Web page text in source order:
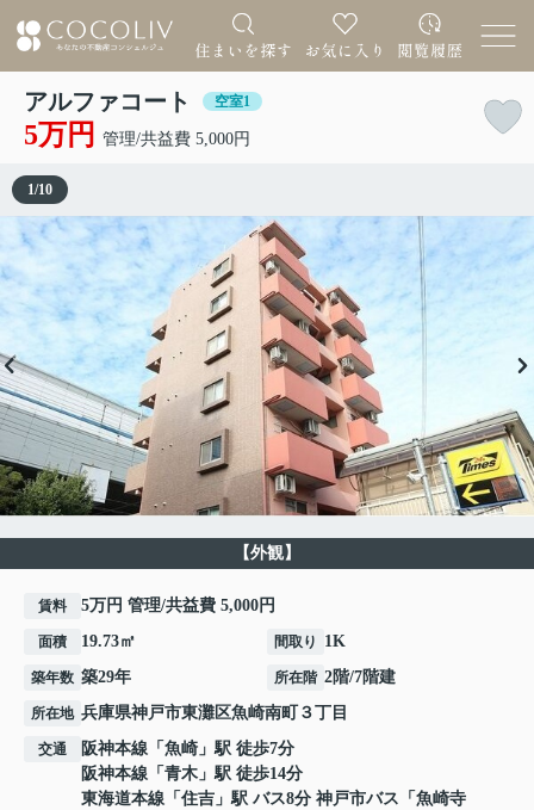
アルファコート 空室1
5万円 管理/共益費 5,000円
【外観】
1/10
賃料 5万円 管理/共益費 5,000円
面積 19.73㎡ 間取り 1K
築年数 築29年 所在階 2階/7階建
所在地 兵庫県神戸市東灘区魚崎南町 ３丁目
交通 阪神本線 「 魚崎 」駅 徒歩7分
阪神本線 「 青木 」駅 徒歩14分
東海道本線 「 住吉 」駅 バス8分 神戸市バス「魚崎寺